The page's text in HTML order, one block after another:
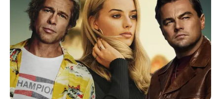
วันนี้เดินๆอยู่ก็ระวังหกล้ม หรือลื่นล้มได้ บางท่าน
หยิบจับของมีคมก็ระวังถูกบาดได้ งดอยู่ในที่คนหมู่
มาก ระวังเรื่องโรคระบาด ใครค้าขายระวังเจอลูกค้า
หาเรื่องให้ใจเย็นนะครับ การเงินรายจ่ายยังรอบตัว
รายได้จำกัด